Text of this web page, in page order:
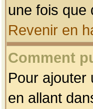
une fois que
Revenir en
Comment
Pour ajouter
en allant